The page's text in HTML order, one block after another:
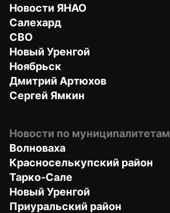
Новости ЯНАО
Салехард
СВО
Новый Уренгой
Ноябрьск
Дмитрий Артюхов
Сергей Ямкин
Новости по муниципалитетам
Волноваха
Красноселькупский район
Тарко-Сале
Новый Уренгой
Приуральский район